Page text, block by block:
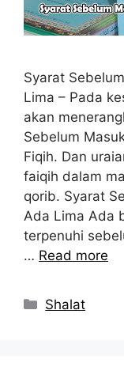
Syarat
Lima – Pada
akan
Sebelum
Fiqih. Dan
faiqih dalam
qorib. Syarat
Ada Lima Ada
terpenuhi
… Read more
Kategori
Shalat